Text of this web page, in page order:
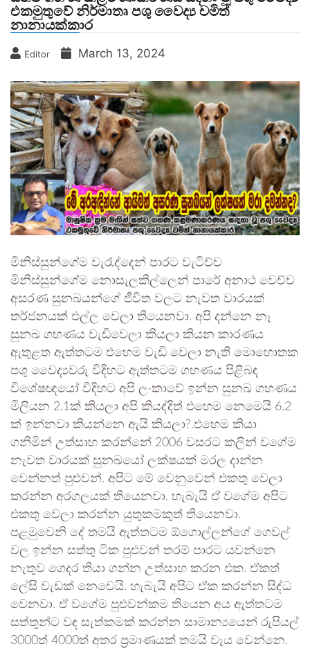
එකමුතුවේ නිර්මාතෘ පශු වෛද්‍ය චමිත්
නානායක්කාර
Editor March 13, 2024
මිනිස්සුන්ගේම වැරැද්දෙන් පාරට වැටිච්ච
මිනිස්සුන්ගේම නොසැලකිල්ලෙන් පාරේ අනාථ වෙච්ච
අසරණ සුනඛයන්ගේ ජීවිත වලට නැවත වාරයක්
තර්ජනයක් එල්ල වෙලා තියෙනවා. අපි දන්නෙ නෑ
සුනඛ ගහණය වැඩිවෙලා කියලා කියන කාරණය
ඇතුළත ඇත්තටම එහෙම වැඩි වෙලා නැති මොහොතක
පශු වෛද්‍යවරු විදිහට ඇත්තටම ගහණය පිළිබඳ
විශේෂඥයෝ විදිහට අපි ලංකාවේ ඉන්න සුනඛ ගහණය
මිලියන 2.1ක් කියලා අපි කියද්දිත් එහෙම නෙමෙයි 6.2
ක් ඉන්නවා කියන්නෙ ඇයි කියලා?.එහෙම කියා
ගනිමින් උත්සාහ කරන්නේ 2006 වසරට කලින් වගේම
නැවත වාරයක් සුනඛයෝ ලක්ෂයක් මරල දාන්න
වෙන්නත් පුළුවන්. අපිට මේ වෙනුවෙන් එකතු වෙලා
කරන්න අරගලයක් තියෙනවා. හැබැයි ඒ වගේම අපිට
එකතු වෙලා කරන්න යුතුකමකුත් තියෙනවා.
පළමුවෙනි දේ තමයි ඇත්තටම ඕගොල්ලන්ගේ ගෙවල්
වල ඉන්න සත්තු ටික පුළුවන් තරම් පාරට යවන්නෙ
නැතුව ගෙදර තියා ගන්න උත්සාහ කරන එක. ඒකත්
ලේසි වැඩක් නෙවෙයි. හැබැයි අපිට ඒක කරන්න සිද්ධ
වෙනවා. ඒ වගේම පුළුවන්කම තියෙන අය ඇත්තටම
සත්තුන්ට වඳ සැත්කමක් කරන්න සාමාන්‍යයෙන් රුපියල්
3000ත් 4000ත් අතර ප්‍රමාණයක් තමයි වැය වෙන්නෙ.